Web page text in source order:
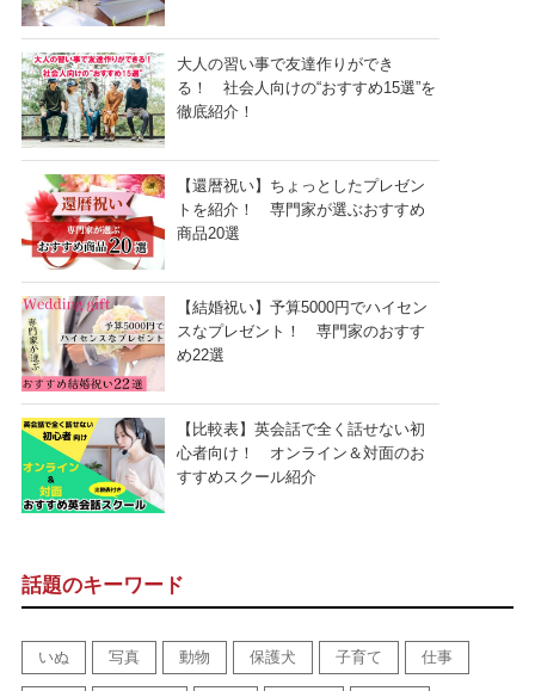
大人の習い事で友達作りができ
る！ 社会人向けの“おすすめ15選”を
徹底紹介！
【還暦祝い】ちょっとしたプレゼン
トを紹介！ 専門家が選ぶおすすめ
商品20選
【結婚祝い】予算5000円でハイセン
スなプレゼント！ 専門家のおすす
め22選
【比較表】英会話で全く話せない初
心者向け！ オンライン＆対面のお
すすめスクール紹介
話題のキーワード
いぬ 写真 動物 保護犬 子育て 仕事